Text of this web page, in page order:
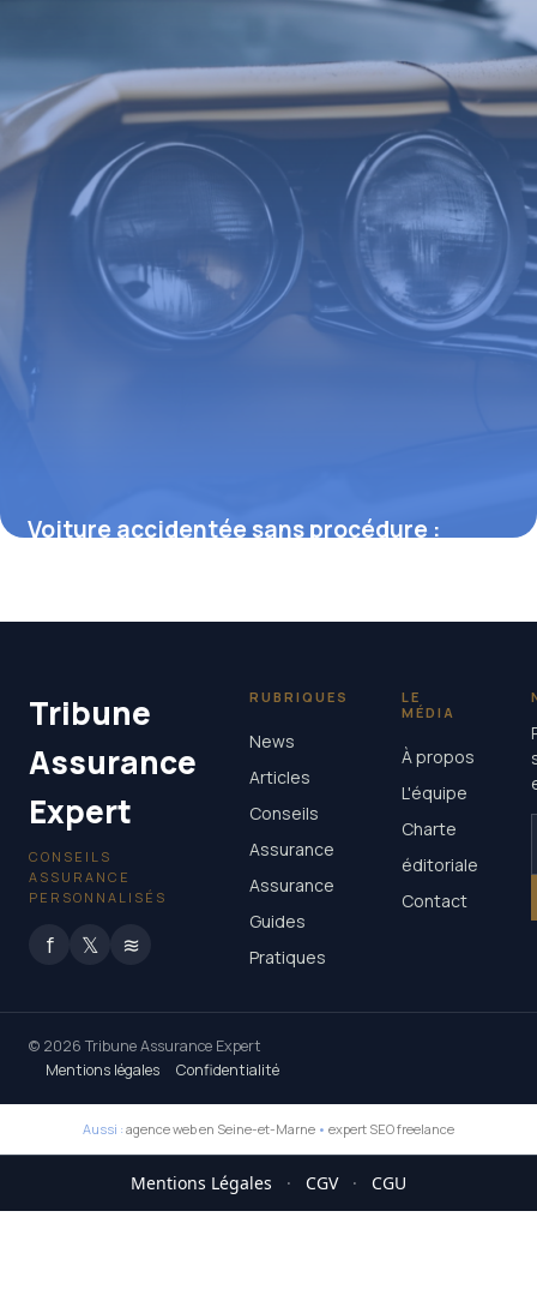
Voiture accidentée sans procédure :
Tribune
Assurance
Expert
CONSEILS
ASSURANCE
PERSONNALISÉS
f 𝕏 ≋
RUBRIQUES
News
Articles
Conseils
Assurance
Assurance
Guides
Pratiques
LE
MÉDIA
À propos
L'équipe
Charte
éditoriale
Contact
© 2026 Tribune Assurance Expert
Mentions légales
Confidentialité
Aussi : agence web en Seine-et-Marne • expert SEO freelance
Mentions Légales · CGV · CGU